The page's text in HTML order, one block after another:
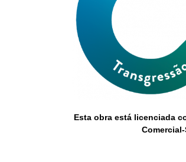
Esta obra está licenciada